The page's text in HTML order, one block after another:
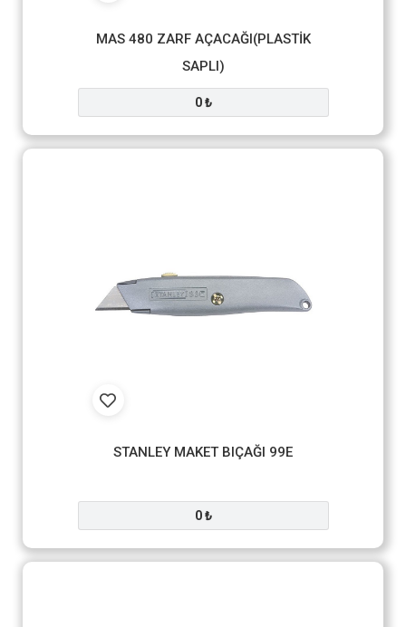
MAS 480 ZARF AÇACAĞI(PLASTİK
SAPLI)
0 ₺
STANLEY MAKET BIÇAĞI 99E
0 ₺